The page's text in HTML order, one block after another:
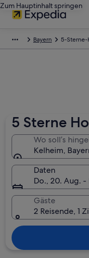
Zum Hauptinhalt springen
Bayern 5-Sterne-
5 Sterne
Wo soll’s
Kelheim,
Daten
Do., 20. Aug. -
Gäste
2 Reisende, 1